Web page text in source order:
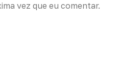
vez que eu comentar.